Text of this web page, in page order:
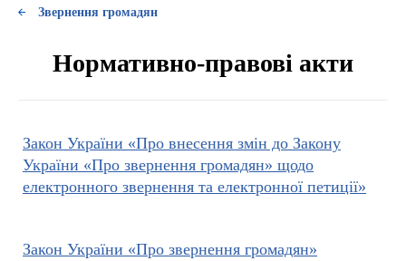
Звернення громадян
Нормативно-правові акти
Закон України «Про внесення змін до Закону
України «Про звернення громадян» щодо
електронного звернення та електронної петиції»
Закон України «Про звернення громадян»